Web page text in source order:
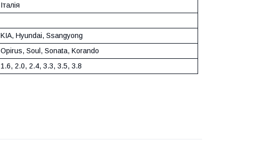
Італія
KIA, Hyundai, Ssangyong
Opirus, Soul, Sonata, Korando
1.6, 2.0, 2.4, 3.3, 3.5, 3.8